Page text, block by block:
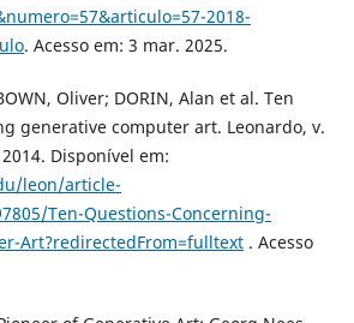
2018-
. Acesso em: 3 mar. 2025.
Oliver; DORIN, Alan et al. Ten
generative computer art. Leonardo, v.
Disponível em:
leon/article-
Ten-Questions-Concerning-
Art?redirectedFrom=fulltext. Acesso